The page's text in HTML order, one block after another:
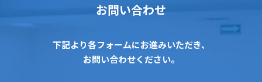
お問い合わせ
下記より各フォームにお進みいただき、
お問い合わせください。